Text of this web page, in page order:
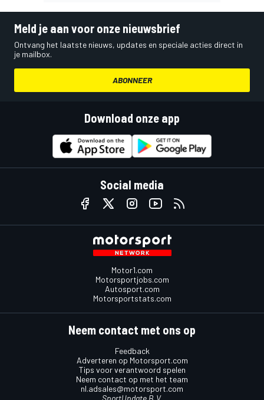
Meld je aan voor onze nieuwsbrief
Ontvang het laatste nieuws, updates en speciale acties direct in
je mailbox.
ABONNEER
Download onze app
Social media
Motor1.com
Motorsportjobs.com
Autosport.com
Motorsportstats.com
Neem contact met ons op
Feedback
Adverteren op Motorsport.com
Tips voor verantwoord spelen
Neem contact op met het team
nl.adsales@motorsport.com
SportUpdate B.V.